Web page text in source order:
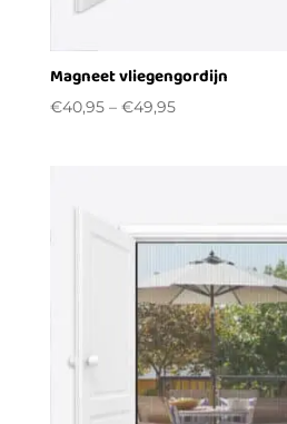
Magneet vliegengordijn
€40,95– €49,95